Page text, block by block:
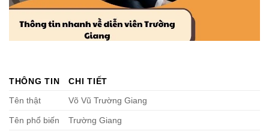
THÔNG TIN
CHI TIẾT
Tên thật
Võ Vũ Trường Giang
Tên phổ biến Trường Giang